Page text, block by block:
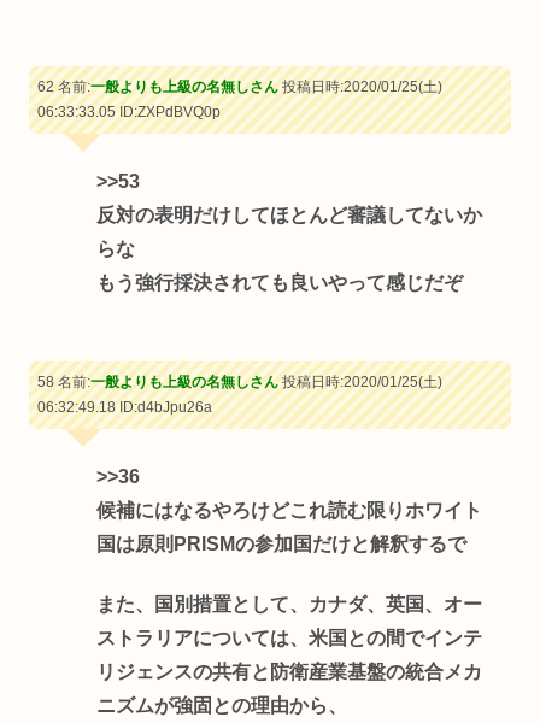
62 名前:一般よりも上級の名無しさん投稿日時:2020/01/25(土)
06:33:33.05ID:ZXPdBVQ0p
>>53
反対の表明だけしてほとんど審議してないか
らな
もう強行採決されても良いやって感じだぞ
58 名前:一般よりも上級の名無しさん投稿日時:2020/01/25(土)
06:32:49.18ID:d4bJpu26a
>>36
候補にはなるやろけどこれ読む限りホワイト
国は原則PRISMの参加国だけと解釈するで
また、国別措置として、カナダ、英国、オー
ストラリアについては、米国との間でインテ
リジェンスの共有と防衛産業基盤の統合メカ
ニズムが強固との理由から、